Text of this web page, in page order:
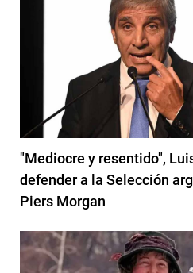
"Mediocre y resentido",
defender a la Selección
Piers Morgan